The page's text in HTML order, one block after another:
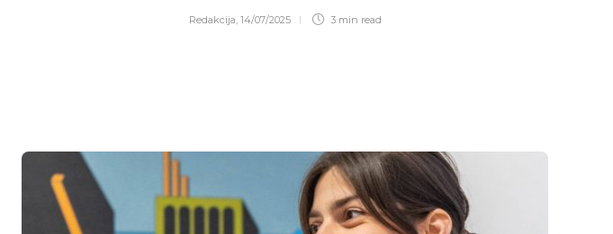
Redakcija, 14/07/2025 3 min read